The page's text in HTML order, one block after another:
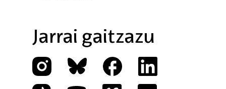
Jarrai gaitzazu